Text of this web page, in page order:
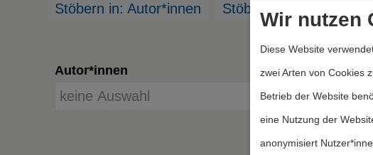
Stöbern in: Autor*innen Stöbern in: Stichworte/
Autor*innen
Wir nutzen
Diese Website
zwei Arten von Cookies
Betrieb der Website
eine Nutzung der
anonymisiert